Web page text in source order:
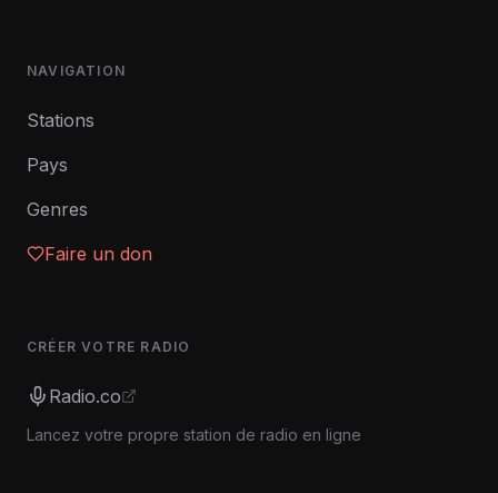
NAVIGATION
Stations
Pays
Genres
Faire un don
CRÉER VOTRE RADIO
Radio.co
Lancez votre propre station de radio en ligne